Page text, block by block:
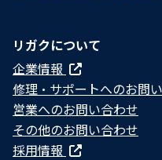
リガクについて
企業情報
修理・サポートへのお問
営業へのお問い合わせ
その他のお問い合わせ
採用情報